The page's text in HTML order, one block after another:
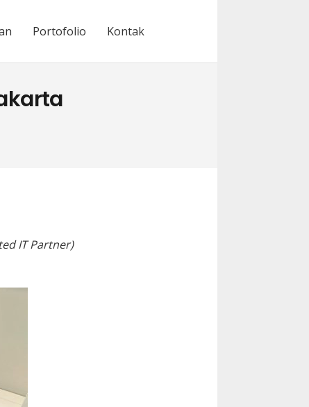
Portofolio Kontak
IT Partner)